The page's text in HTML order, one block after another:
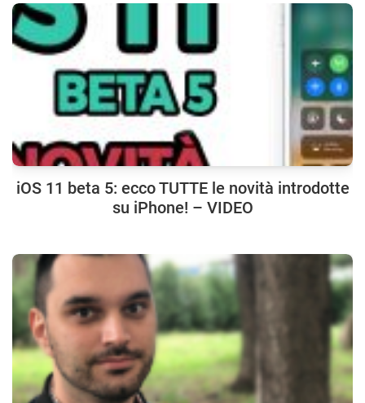
iOS 11 beta 5: ecco TUTTE le novità introdotte
su iPhone! – VIDEO